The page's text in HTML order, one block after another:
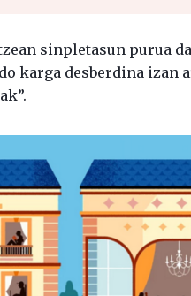
sinpletasun purua
karga desberdina